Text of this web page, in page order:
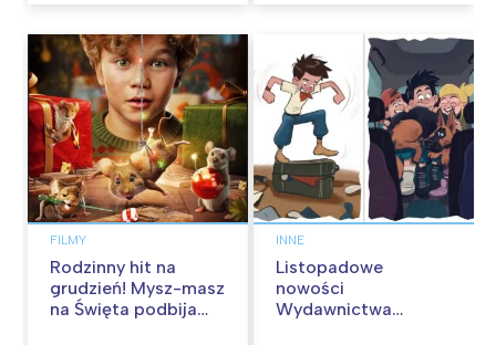
FILMY
Rodzinny hit na
grudzień! Mysz-masz
na Święta podbija
INNE
Listopadowe
nowości
Wydawnictwa